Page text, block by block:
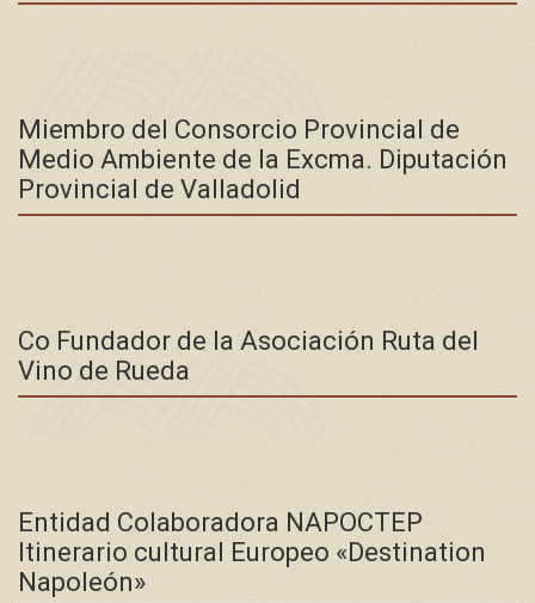
Miembro del Consorcio Provincial de
Medio Ambiente de la Excma. Diputación
Provincial de Valladolid
Co Fundador de la Asociación Ruta del
Vino de Rueda
Entidad Colaboradora NAPOCTEP
Itinerario cultural Europeo «Destination
Napoleón»